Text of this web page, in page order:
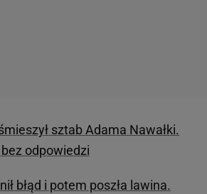
sztab Adama Nawałki.
odpowiedzi
błąd i potem poszła lawina.